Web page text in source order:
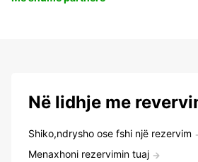
Në lidhje me
Shiko,ndrysho ose fshi një rezervim
Menaxhoni rezervimin tuaj